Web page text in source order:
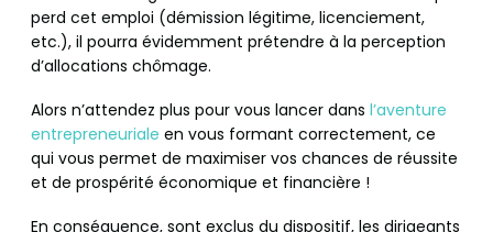
perd cet emploi (démission légitime, licenciement,
etc.), il pourra évidemment prétendre à la perception
d’allocations chômage.
Alors n’attendez plus pour vous lancer dans l’aventure
entrepreneuriale en vous formant correctement, ce
qui vous permet de maximiser vos chances de réussite
et de prospérité économique et financière !
En conséquence, sont exclus du dispositif, les dirigeants